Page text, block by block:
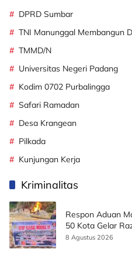
DPRD Sumbar
TNI Manunggal Membangun
TMMD/N
Universitas Negeri Padang
Kodim 0702 Purbalingga
Safari Ramadan
Desa Krangean
Pilkada
Kunjungan Kerja
Kriminalitas
Respon Aduan
50 Kota Gelar
8 Agustus 2026